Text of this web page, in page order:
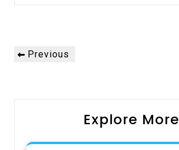
Navigation
dePrevious
Previous
Explore More